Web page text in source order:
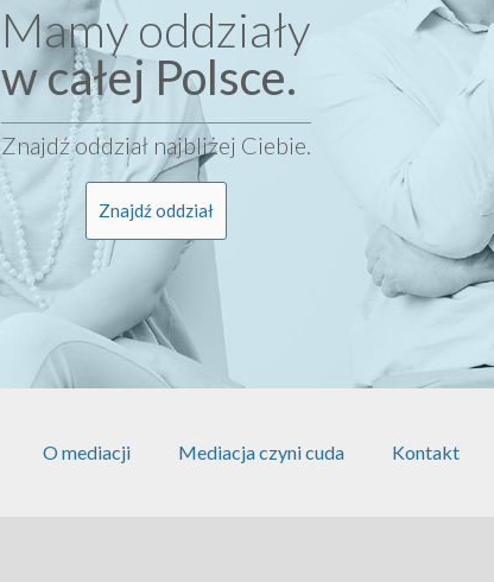
Mamy oddziały
w całej Polsce.
Znajdź oddział najbliżej Ciebie.
Znajdź oddział
O mediacji Mediacja czyni cuda Kontakt